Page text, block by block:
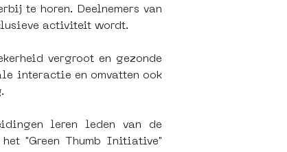
te horen. Deelnemers van
activiteit wordt.
vergroot en gezonde
interactie en omvatten ook
leren leden van de
"Green Thumb Initiative"